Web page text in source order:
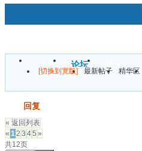
门户 论坛
[切换到宽版] 最新帖子 精华区
回复
« 返回列表
« 12 3 45 »
共12页